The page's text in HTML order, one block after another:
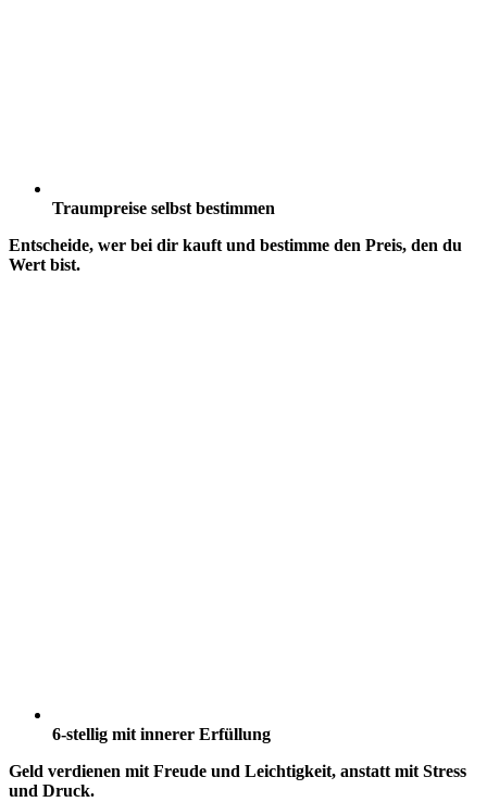
Traumpreise selbst bestimmen
Entscheide, wer bei dir kauft und bestimme den Preis, den du
Wert bist.
6-stellig mit innerer Erfüllung
Geld verdienen mit Freude und Leichtigkeit, anstatt mit Stress
und Druck.